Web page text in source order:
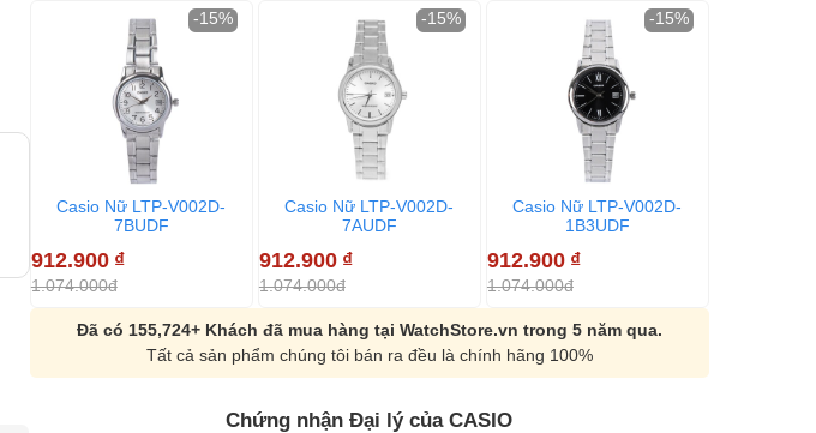
Casio Nữ LTP-V002D-
7BUDF
912.900 ₫
1.074.000đ
-15%
Casio Nữ LTP-V002D-
7AUDF
912.900 ₫
1.074.000đ
-15%
Casio Nữ LTP-V002D-
1B3UDF
912.900 ₫
1.074.000đ
-15%
Đã có 155,724+ Khách đã mua hàng tại WatchStore.vn trong 5 năm qua.
Tất cả sản phẩm chúng tôi bán ra đều là chính hãng 100%
Chứng nhận Đại lý của CASIO